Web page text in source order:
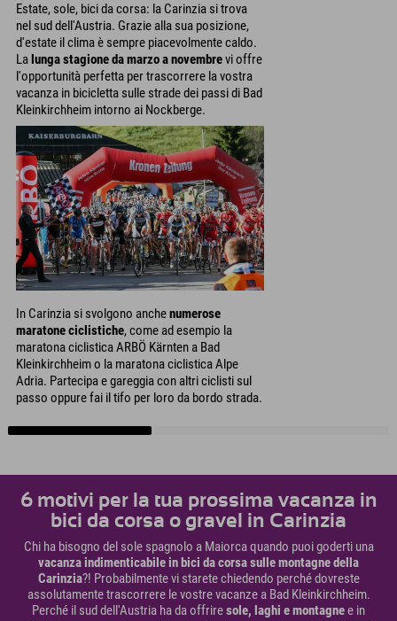
Estate, sole, bici da corsa: la Carinzia si trova
nel sud dell'Austria. Grazie alla sua posizione,
d'estate il clima è sempre piacevolmente caldo.
Lalunga stagione da marzo a novembrevi offre
l'opportunità perfetta per trascorrere la vostra
vacanza in bicicletta sulle strade dei passi di Bad
Kleinkirchheim intorno ai Nockberge.
In Carinzia si svolgono anchenumerose
maratone ciclistiche, come ad esempio la
maratona ciclistica ARBÖ Kärnten a Bad
Kleinkirchheim o la maratona ciclistica Alpe
Adria. Partecipa e gareggia con altri ciclisti sul
passo oppure fai il tifo per loro da bordo strada.
6 motivi per la tua prossima vacanza in
bici da corsa o gravel in Carinzia
Chi ha bisogno del sole spagnolo a Maiorca quando puoi goderti una
vacanza indimenticabile in bici da corsa sulle montagne della
Carinzia?! Probabilmente vi starete chiedendo perché dovreste
assolutamente trascorrere le vostre vacanze a Bad Kleinkirchheim.
Perché il sud dell'Austria ha da offriresole, laghi e montagnee in